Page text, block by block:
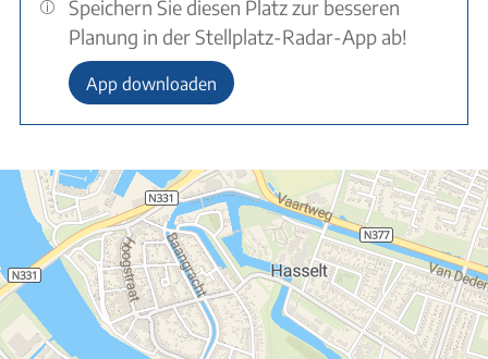
Speichern Sie diesen Platz zur besseren
Planung in der Stellplatz-Radar-App ab!
App downloaden